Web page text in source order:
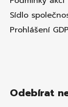
Sídlo
Prohlášení
Odebírat